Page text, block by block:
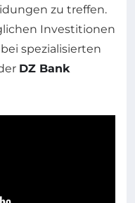
zu treffen.
Investitionen
spezialisierten
DZ Bank